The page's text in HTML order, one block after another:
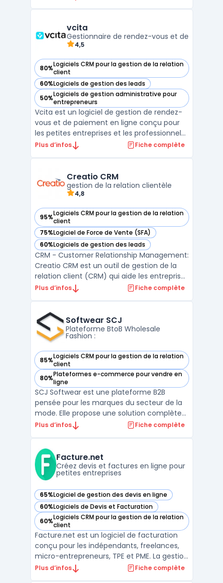
relation client tout-en-un pour les PME et
grandes entrep ...
vcita
Gestionnaire de rendez-vous et de
4,5
80%Logiciels CRM pour la gestion de la relation
client
— voir vcita dans cette catégorie
60%Logiciels de gestion des leads
— voir vcita dans cette catégorie
50%Logiciels de gestion administrative pour
entrepreneurs
— voir vcita dans cette catégorie
Vcita est un logiciel de gestion de rendez-
vous et de paiement en ligne conçu pour
les petites entreprises et les professionnels
indépendants. Il offre une gamme
avec leurs clients et à automatiser les
tâches admini ...
Plus d’infos Fiche complète
Creatio CRM
gestion de la relation clientèle
4,8
95%Logiciels CRM pour la gestion de la relation
client
— voir Creatio CRM dans cette catégorie
75%Logiciel de Force de Vente (SFA)
— voir Creatio CRM dans cette catégorie
60%Logiciels de gestion des leads
— voir Creatio CRM dans cette catégorie
CRM - Customer Relationship Management:
Creatio CRM est un outil de gestion de la
relation client (CRM) qui aide les entreprises
à gérer efficacement toutes les
les ventes, le marketing et le service client
à partir ...
Plus d’infos Fiche complète
Softwear SCJ
Plateforme BtoB Wholesale
Fashion :
85%Logiciels CRM pour la gestion de la relation
client
— voir Softwear SCJ dans cette catégorie
80%Plateformes e-commerce pour vendre en
ligne
— voir Softwear SCJ dans cette catégorie
SCJ Softwear est une plateforme B2B
pensée pour les marques du secteur de la
mode. Elle propose une solution complète
pour gérer efficacement l’activité
permet aux marques de simplifier les
commandes d’entrée de saison et de réa ...
Plus d’infos Fiche complète
Facture.net
Créez devis et factures en ligne pour
petites entreprises
65%Logiciel de gestion des devis en ligne
— voir Facture.net dans cette catégorie
60%Logiciels de Devis et Facturation
— voir Facture.net dans cette catégorie
60%Logiciels CRM pour la gestion de la relation
client
— voir Facture.net dans cette catégorie
Facture.net est un logiciel de facturation
conçu pour les indépendants, freelances,
micro-entrepreneurs, TPE et PME. La gestion
de devis et de factures représente une
Plus d’infos Fiche complète